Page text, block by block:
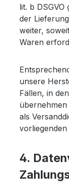
lit. b
der
weiter,
Waren
unsere
Fällen, in
als
4.